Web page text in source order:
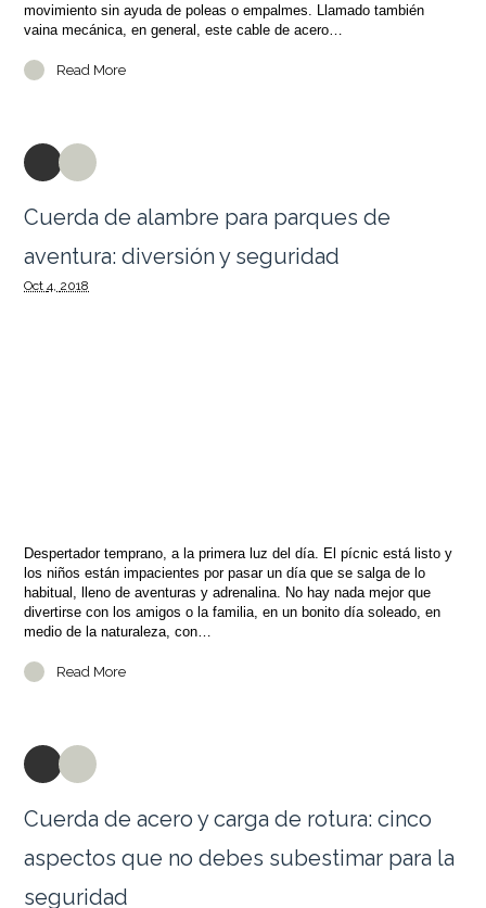
movimiento sin ayuda de poleas o empalmes. Llamado también
vaina mecánica, en general, este cable de acero…
Read More
Cuerda de alambre para parques de
aventura: diversión y seguridad
Oct4, 2018
Despertador temprano, a la primera luz del día. El pícnic está listo y
los niños están impacientes por pasar un día que se salga de lo
habitual, lleno de aventuras y adrenalina. No hay nada mejor que
divertirse con los amigos o la familia, en un bonito día soleado, en
medio de la naturaleza, con…
Read More
Cuerda de acero y carga de rotura: cinco
aspectos que no debes subestimar para la
seguridad